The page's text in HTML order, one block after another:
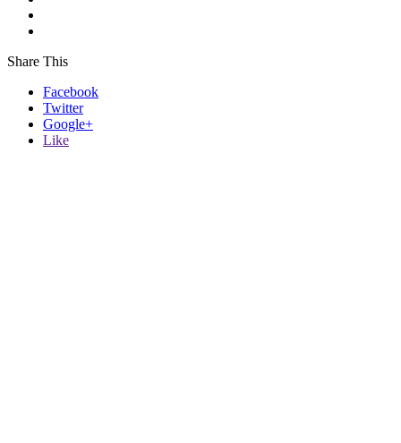
Share This
Facebook
Twitter
Google+
Like